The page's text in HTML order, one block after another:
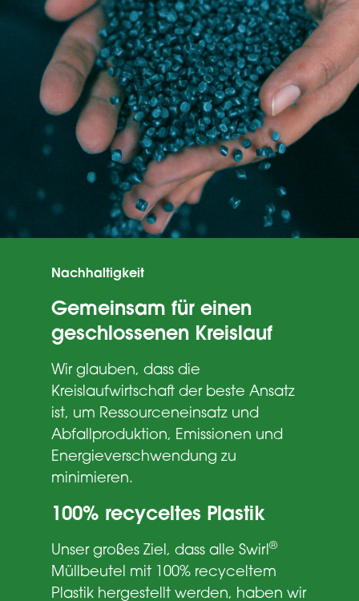
Sonstige
Zurück
Weiter
Nachhaltigkeit
Gemeinsam für einen
geschlossenen Kreislauf
Wir glauben, dass die
Kreislaufwirtschaft der beste Ansatz
ist, um Ressourceneinsatz und
Abfallproduktion, Emissionen und
Energieverschwendung zu
minimieren.
100% recyceltes Plastik
Unser großes Ziel, dass alle Swirl®
Müllbeutel mit 100% recyceltem
Plastik hergestellt werden, haben wir